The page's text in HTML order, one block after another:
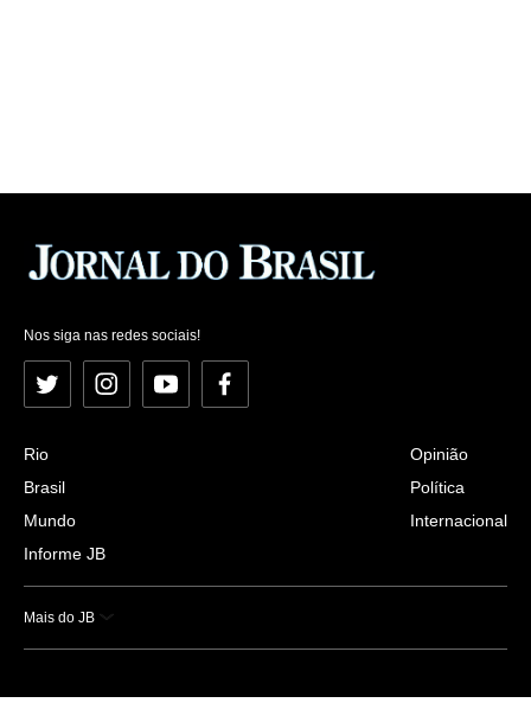
Nos siga nas redes sociais!
Twitter InstagramYouTubeFacebook
Rio
Brasil
Mundo
Informe JB
Opinião
Política
Internacional
Mais do JB
Esportes